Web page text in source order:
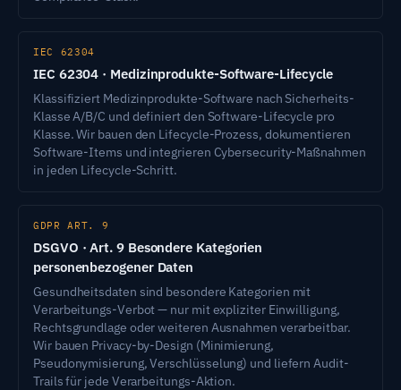
IEC 62304
IEC 62304 · Medizinprodukte-Software-Lifecycle
Klassifiziert Medizinprodukte-Software nach Sicherheits-
Klasse A/B/C und definiert den Software-Lifecycle pro
Klasse. Wir bauen den Lifecycle-Prozess, dokumentieren
Software-Items und integrieren Cybersecurity-Maßnahmen
in jeden Lifecycle-Schritt.
GDPR ART. 9
DSGVO · Art. 9 Besondere Kategorien
personenbezogener Daten
Gesundheitsdaten sind besondere Kategorien mit
Verarbeitungs-Verbot — nur mit expliziter Einwilligung,
Rechtsgrundlage oder weiteren Ausnahmen verarbeitbar.
Wir bauen Privacy-by-Design (Minimierung,
Pseudonymisierung, Verschlüsselung) und liefern Audit-
Trails für jede Verarbeitungs-Aktion.